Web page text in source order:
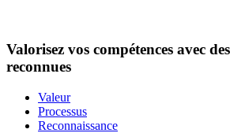
Valorisez vos compétences avec
reconnues
Valeur
Processus
Reconnaissance